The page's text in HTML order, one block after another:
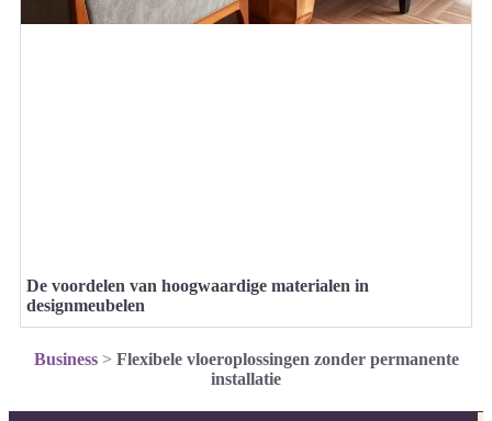
De voordelen van hoogwaardige materialen in
designmeubelen
Business> Flexibele vloeroplossingen zonder permanente
installatie